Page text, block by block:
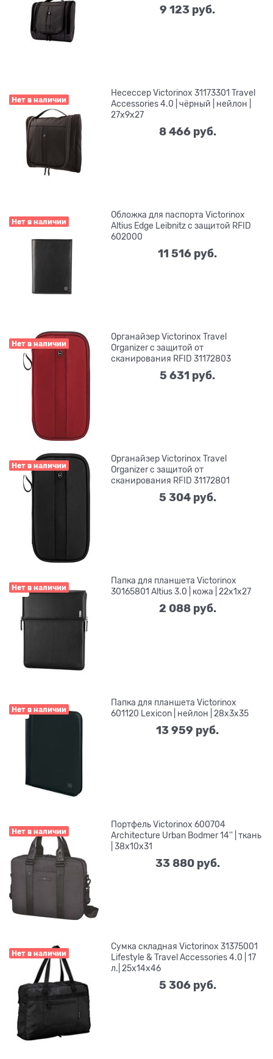
9 123 руб.
Нет в наличии
Несессер Victorinox 31173301 Travel
Accessories 4.0 | чёрный | нейлон |
27х9х27
8 466 руб.
Нет в наличии
Обложка для паспорта Victorinox
Altius Edge Leibnitz с защитой RFID
602000
11 516 руб.
Нет в наличии
Органайзер Victorinox Travel
Organizer с защитой от
сканирования RFID 31172803
5 631 руб.
Нет в наличии
Органайзер Victorinox Travel
Organizer с защитой от
сканирования RFID 31172801
5 304 руб.
Нет в наличии
Папка для планшета Victorinox
30165801 Altius 3.0 | кожа | 22x1x27
2 088 руб.
Нет в наличии
Папка для планшета Victorinox
601120 Lexicon | нейлон | 28x3x35
13 959 руб.
Нет в наличии
Портфель Victorinox 600704
Architecture Urban Bodmer 14'' | ткань
| 38x10x31
33 880 руб.
Нет в наличии
Сумка складная Victorinox 31375001
Lifestyle & Travel Accessories 4.0 | 17
л.| 25х14х46
5 306 руб.